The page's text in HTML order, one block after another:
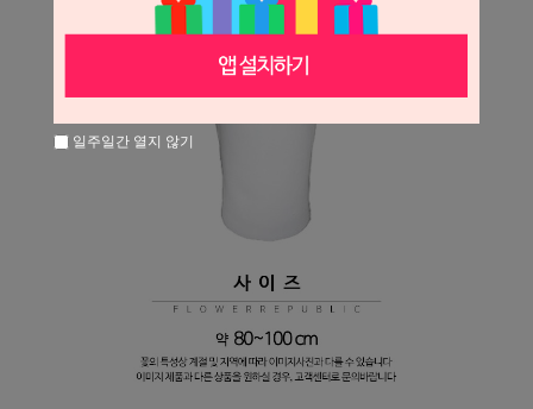
일주일간 열지 않기